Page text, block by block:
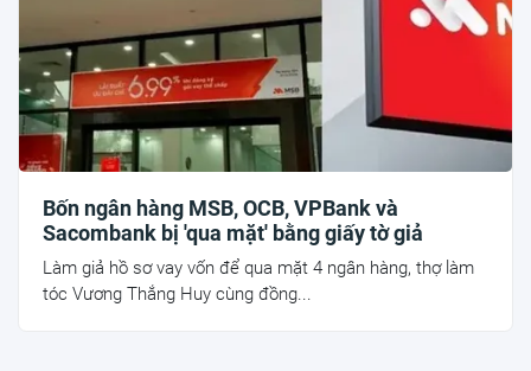
Bốn ngân hàng MSB, OCB, VPBank và
Sacombank bị 'qua mặt' bằng giấy tờ giả
Làm giả hồ sơ vay vốn để qua mặt 4 ngân hàng, thợ làm
tóc Vương Thắng Huy cùng đồng...